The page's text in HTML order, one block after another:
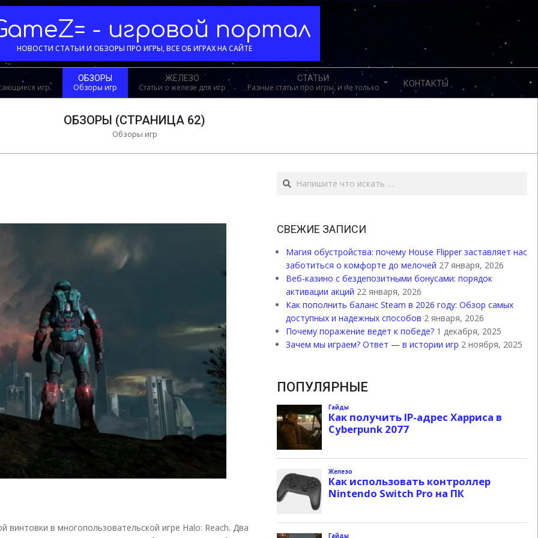
- игровой портал
НОВОСТИ СТАТЬИ И ОБЗОРЫ ПРО ИГРЫ, ВСЕ ОБ ИГРАХ НА САЙТЕ
игр.
ОБЗОРЫ
Обзоры игр
ЖЕЛЕЗО
Статьи о железе для игр
СТАТЬИ
Разные статьи про игры, и не только КОНТАКТЫ
ОБЗОРЫ (СТРАНИЦА 62)
Обзоры игр
винтовки в многопользовательской игре Halo: Reach. Два
Поиск
СВЕЖИЕ ЗАПИСИ
Магия обустройства: почему House Flipper заставляет нас
заботиться о комфорте до мелочей 27 января, 2026
Веб-казино с бездепозитными бонусами: порядок
активации акций 22 января, 2026
Как пополнить баланс Steam в 2026 году: Обзор самых
доступных и надежных способов 2 января, 2026
Почему поражение ведет к победе? 1 декабря, 2025
Зачем мы играем? Ответ — в истории игр 2 ноября, 2025
ПОПУЛЯРНЫЕ